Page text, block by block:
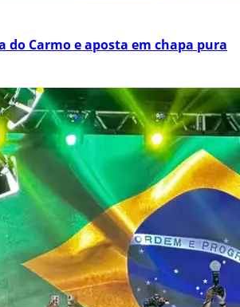
do Carmo e aposta em chapa pura